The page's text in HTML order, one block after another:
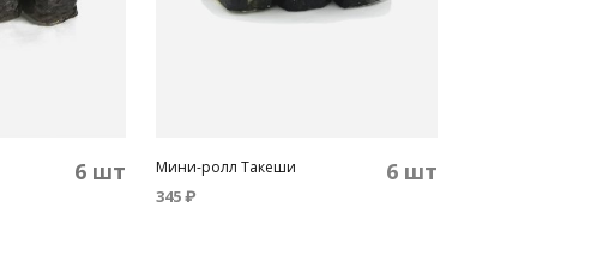
6 шт Мини-ролл Такеши 6 шт
345₽